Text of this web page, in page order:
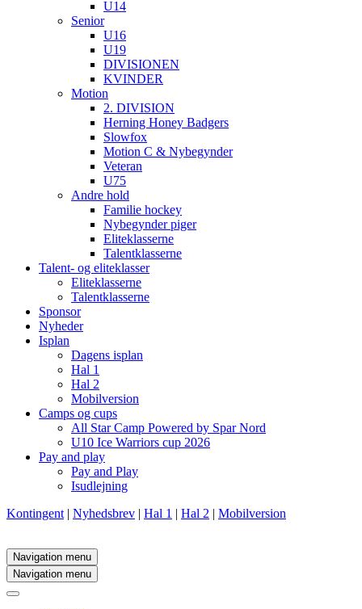
U14
Senior
U16
U19
DIVISIONEN
KVINDER
Motion
2. DIVISION
Herning Honey Badgers
Slowfox
Motion C & Nybegynder
Veteran
U75
Andre hold
Familie hockey
Nybegynder piger
Eliteklasserne
Talentklasserne
Talent- og eliteklasser
Eliteklasserne
Talentklasserne
Sponsor
Nyheder
Isplan
Dagens isplan
Hal 1
Hal 2
Mobilversion
Camps og cups
All Star Camp Powered by Spar Nord
U10 Ice Warriors cup 2026
Pay and play
Pay and Play
Isudlejning
Kontingent | Nyhedsbrev | Hal 1 | Hal 2 | Mobilversion
Navigation menu
Navigation menu